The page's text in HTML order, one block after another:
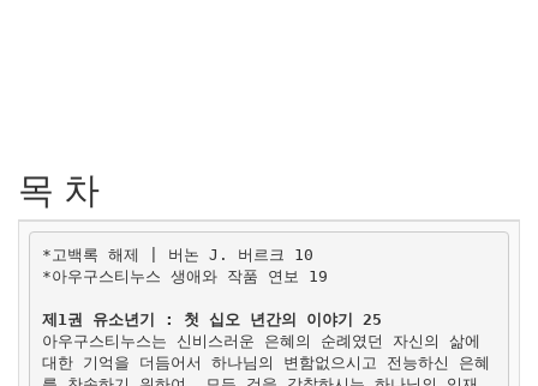
목 차
*고백록 해제 | 버논 J. 버르크 10
*아우구스티누스 생애와 작품 연보 19
제1권 유소년기 : 첫 십오 년간의 이야기 25
아우구스티누스는 신비스러운 은혜의 순례였던 자신의 삶에
대한 기억을 더듬어서 하나님의 변함없으시고 전능하신 은혜